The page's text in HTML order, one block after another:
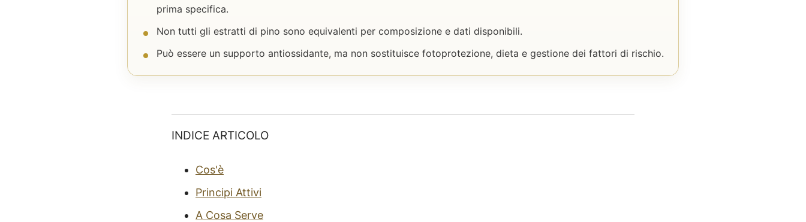
prima specifica.
Non tutti gli estratti di pino sono equivalenti per composizione e dati disponibili.
Può essere un supporto antiossidante, ma non sostituisce fotoprotezione, dieta e gestione dei fattori di rischio.
INDICE ARTICOLO
Cos'è
Principi Attivi
A Cosa Serve